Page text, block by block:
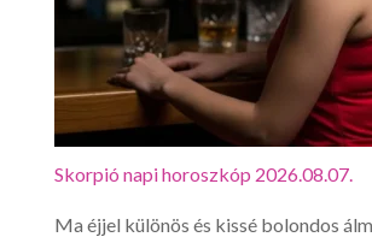
Skorpió napi horoszkóp 2026.08.07.
Ma éjjel különös és kissé bolondos